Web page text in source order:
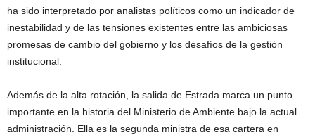
ha sido interpretado por analistas políticos como un indicador de
inestabilidad y de las tensiones existentes entre las ambiciosas
promesas de cambio del gobierno y los desafíos de la gestión
institucional.
Además de la alta rotación, la salida de Estrada marca un punto
importante en la historia del Ministerio de Ambiente bajo la actual
administración. Ella es la segunda ministra de esa cartera en